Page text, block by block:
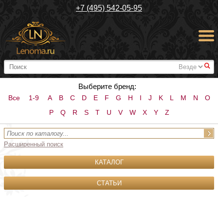
+7 (495) 542-05-95
#
Выберите бренд:
Все 1-9 A B C D E F G H I J K L M N
O
P
Q R S T U V W X Y Z
Расширенный поиск
КАТАЛОГ
СТАТЬИ